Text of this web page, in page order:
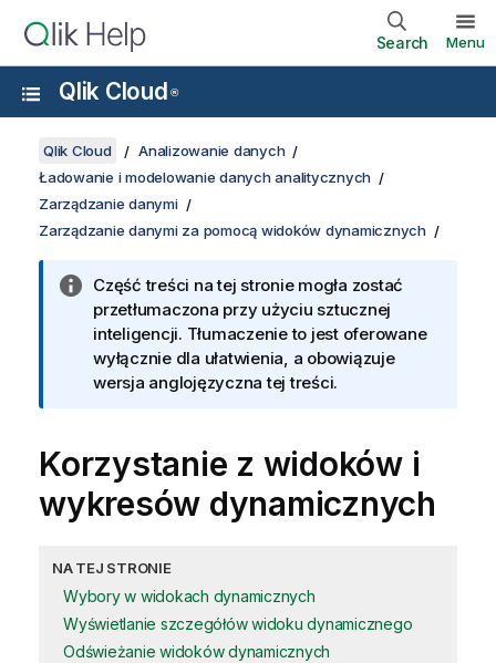
Search Menu
Qlik Cloud ®
Qlik Cloud
Analizowanie danych
Ładowanie i modelowanie danych analitycznych
Zarządzanie danymi
Zarządzanie danymi za pomocą widoków dynamicznych
Część treści na tej stronie mogła zostać
przetłumaczona przy użyciu sztucznej
inteligencji. Tłumaczenie to jest oferowane
wyłącznie dla ułatwienia, a obowiązuje
wersja anglojęzyczna tej treści.
Korzystanie z widoków i
wykresów dynamicznych
NA TEJ STRONIE
Wybory w widokach dynamicznych
Wyświetlanie szczegółów widoku dynamicznego
Odświeżanie widoków dynamicznych